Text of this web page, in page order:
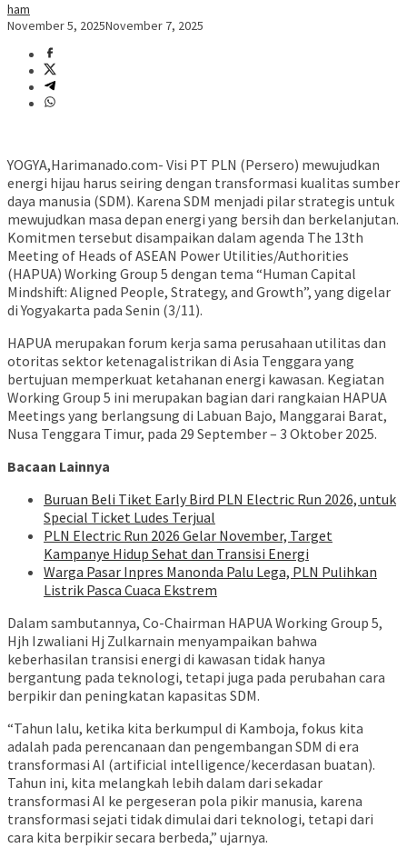
ham
November 5, 2025November 7, 2025
YOGYA,Harimanado.com- Visi PT PLN (Persero) mewujudkan
energi hijau harus seiring dengan transformasi kualitas sumber
daya manusia (SDM). Karena SDM menjadi pilar strategis untuk
mewujudkan masa depan energi yang bersih dan berkelanjutan.
Komitmen tersebut disampaikan dalam agenda The 13th
Meeting of Heads of ASEAN Power Utilities/Authorities
(HAPUA) Working Group 5 dengan tema “Human Capital
Mindshift: Aligned People, Strategy, and Growth”, yang digelar
di Yogyakarta pada Senin (3/11).
HAPUA merupakan forum kerja sama perusahaan utilitas dan
otoritas sektor ketenagalistrikan di Asia Tenggara yang
bertujuan memperkuat ketahanan energi kawasan. Kegiatan
Working Group 5 ini merupakan bagian dari rangkaian HAPUA
Meetings yang berlangsung di Labuan Bajo, Manggarai Barat,
Nusa Tenggara Timur, pada 29 September – 3 Oktober 2025.
Bacaan Lainnya
Buruan Beli Tiket Early Bird PLN Electric Run 2026, untuk
Special Ticket Ludes Terjual
PLN Electric Run 2026 Gelar November, Target
Kampanye Hidup Sehat dan Transisi Energi
Warga Pasar Inpres Manonda Palu Lega, PLN Pulihkan
Listrik Pasca Cuaca Ekstrem
Dalam sambutannya, Co-Chairman HAPUA Working Group 5,
Hjh Izwaliani Hj Zulkarnain menyampaikan bahwa
keberhasilan transisi energi di kawasan tidak hanya
bergantung pada teknologi, tetapi juga pada perubahan cara
berpikir dan peningkatan kapasitas SDM.
“Tahun lalu, ketika kita berkumpul di Kamboja, fokus kita
adalah pada perencanaan dan pengembangan SDM di era
transformasi AI (artificial intelligence/kecerdasan buatan).
Tahun ini, kita melangkah lebih dalam dari sekadar
transformasi AI ke pergeseran pola pikir manusia, karena
transformasi sejati tidak dimulai dari teknologi, tetapi dari
cara kita berpikir secara berbeda,” ujarnya.